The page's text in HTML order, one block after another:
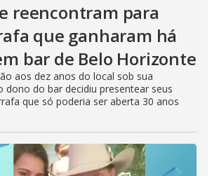
reencontram para
que ganharam há
bar de Belo Horizonte
aos dez anos do local sob sua
dono do bar decidiu presentear seus
que só poderia ser aberta 30 anos